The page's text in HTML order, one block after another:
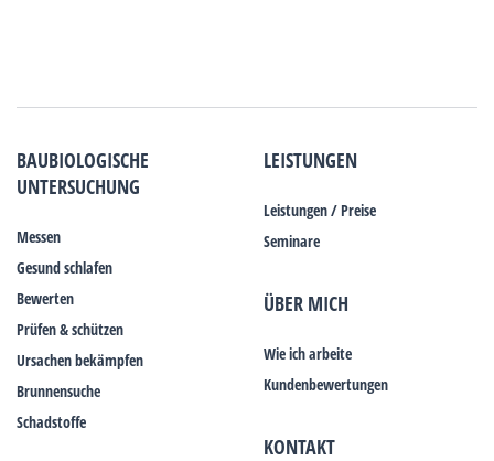
BAUBIOLOGISCHE
UNTERSUCHUNG
Messen
Gesund schlafen
Bewerten
Prüfen & schützen
Ursachen bekämpfen
Brunnensuche
Schadstoffe
LEISTUNGEN
Leistungen / Preise
Seminare
ÜBER MICH
Wie ich arbeite
Kundenbewertungen
KONTAKT